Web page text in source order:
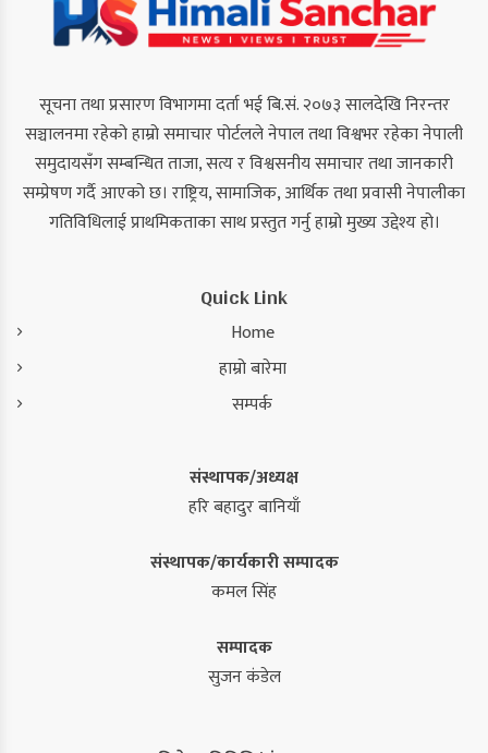
सूचना तथा प्रसारण विभागमा दर्ता भई बि.सं. २०७३ सालदेखि निरन्तर
सञ्चालनमा रहेको हाम्रो समाचार पोर्टलले नेपाल तथा विश्वभर रहेका नेपाली
समुदायसँग सम्बन्धित ताजा, सत्य र विश्वसनीय समाचार तथा जानकारी
सम्प्रेषण गर्दै आएको छ। राष्ट्रिय, सामाजिक, आर्थिक तथा प्रवासी नेपालीका
गतिविधिलाई प्राथमिकताका साथ प्रस्तुत गर्नु हाम्रो मुख्य उद्देश्य हो।
Quick Link
Home
हाम्रो बारेमा
सम्पर्क
संस्थापक/अध्यक्ष
हरि बहादुर बानियाँ
संस्थापक/कार्यकारी सम्पादक
कमल सिंह
सम्पादक
सुजन कंडेल